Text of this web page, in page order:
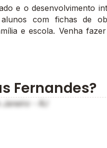
e o desenvolvimento
com fichas de
e escola. Venha
Fernandes?
- RJ